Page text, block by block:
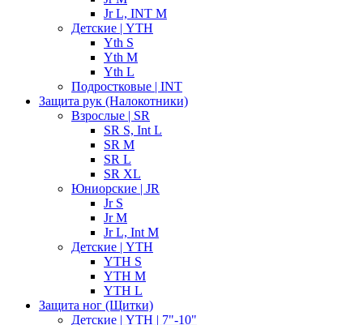
Jr L, INT M
Детские | YTH
Yth S
Yth M
Yth L
Подростковые | INT
Защита рук (Налокотники)
Взрослые | SR
SR S, Int L
SR M
SR L
SR XL
Юниорские | JR
Jr S
Jr M
Jr L, Int M
Детские | YTH
YTH S
YTH M
YTH L
Защита ног (Щитки)
Детские | YTH | 7"-10"